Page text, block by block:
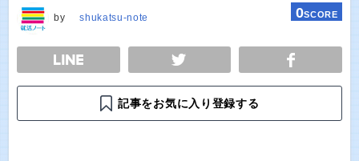
by shukatsu-note 0SCORE
TWEET
記事をお気に入り登録する